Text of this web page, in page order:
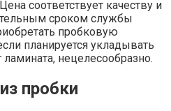
соответствует качеству и
сроком службы
пробковую
планируется укладывать
нецелесообразно.
пробки